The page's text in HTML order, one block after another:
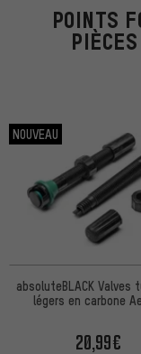
POINTS
NOUVEAU
absoluteBLACK Valves
légers en carbone
20,99€